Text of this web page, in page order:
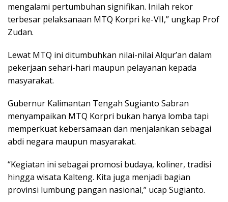
mengalami pertumbuhan signifikan. Inilah rekor
terbesar pelaksanaan MTQ Korpri ke-VII,” ungkap Prof
Zudan.
Lewat MTQ ini ditumbuhkan nilai-nilai Alqur’an dalam
pekerjaan sehari-hari maupun pelayanan kepada
masyarakat.
Gubernur Kalimantan Tengah Sugianto Sabran
menyampaikan MTQ Korpri bukan hanya lomba tapi
memperkuat kebersamaan dan menjalankan sebagai
abdi negara maupun masyarakat.
“Kegiatan ini sebagai promosi budaya, koliner, tradisi
hingga wisata Kalteng. Kita juga menjadi bagian
provinsi lumbung pangan nasional,” ucap Sugianto.